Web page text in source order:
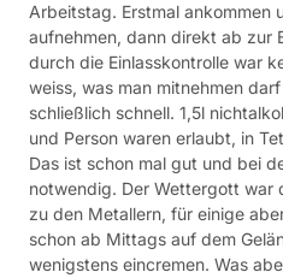
Arbeitstag. Erstmal ankommen
aufnehmen, dann direkt ab zur
durch die Einlasskontrolle war
weiss, was man mitnehmen
schließlich schnell. 1,5l
und Person waren erlaubt, in
Das ist schon mal gut und bei
notwendig. Der Wettergott war
zu den Metallern, für einige
schon ab Mittags auf dem
wenigstens eincremen. Was